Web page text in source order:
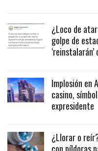
¿Loco de
golpe de
Implosión en
casino,
expresidente
¿Llorar o